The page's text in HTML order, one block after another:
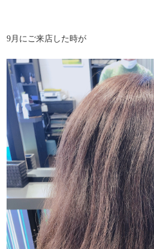
9月にご来店した時が